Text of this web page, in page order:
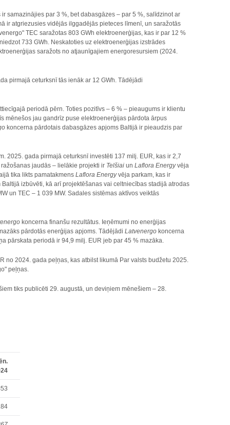
samazinājies par 3 %, bet dabasgāzes – par 5 %, salīdzinot ar
ir atgriezusies vidējās ilggadējās pieteces līmenī, un saražotās
TEC saražotas 803 GWh elektroenerģijas, kas ir par 12 %
733 GWh. Neskatoties uz elektroenerģijas izstrādes
saražots no atjaunīgajiem energoresursiem (2024.
pirmajā ceturksnī tās ienāk ar 12 GWh. Tādējādi
periodā pērn. Toties pozitīvs – 6 % – pieaugums ir klientu
mēnešos jau gandrīz puse elektroenerģijas pārdota ārpus
koncerna pārdotais dabasgāzes apjoms Baltijā ir pieaudzis par
2025. gada pirmajā ceturksnī investēti 137 milj. EUR, kas ir 2,7
jaudās – lielākie projekti ir Telšiai unLaflora Energyvēja
tika likts pamatakmensLaflora Energyvēja parkam, kas ir
Baltijā izbūvēti, kā arī projektēšanas vai celtniecības stadijā atrodas
un TEC – 1 039 MW. Sadales sistēmas aktīvos veiktās
koncerna finanšu rezultātus. Ieņēmumi no enerģijas
pārdotās enerģijas apjoms. TādējādiLatvenergo koncerna
pārskata periodā ir 94,9 milj. EUR jeb par 45 % mazāka.
no 2024. gada peļņas, kas atbilst likumā Par valsts budžetu 2025.
peļņas.
tiks publicēti 29. augustā, un deviņiem mēnešiem – 28.